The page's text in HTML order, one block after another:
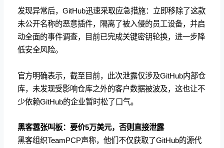
发现异常后，GitHub迅速采取应急措施：立即移除了这款
未公开名称的恶意插件，隔离了被入侵的员工设备，并启
动全面的事件调查，目前已完成关键密钥轮换，进一步降
低安全风险。
官方明确表示，截至目前，此次泄露仅涉及GitHub内部仓
库，未发现受影响仓库之外的客户数据被波及，这也让不
少依赖GitHub的企业暂时松了口气。
黑客嚣张叫板：要价5万美元，否则直接泄露
黑客组织TeamPCP声称，他们不仅获取了GitHub的源代